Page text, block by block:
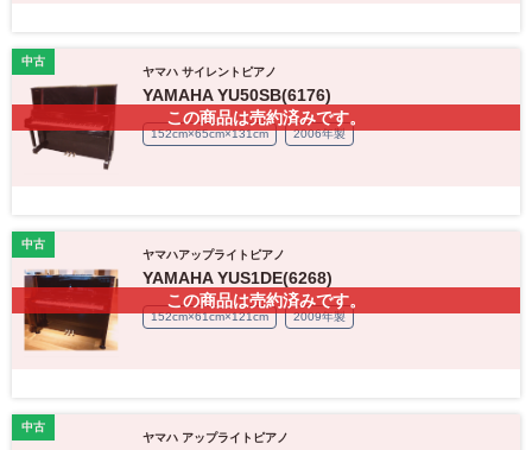
この商品は売約済みです。
中古
ヤマハ サイレントピアノ
YAMAHA YU50SB(6176)
152cm×65cm×131cm 2006年製
この商品は売約済みです。
中古
ヤマハアップライトピアノ
YAMAHA YUS1DE(6268)
152cm×61cm×121cm 2009年製
中古
ヤマハ アップライトピアノ